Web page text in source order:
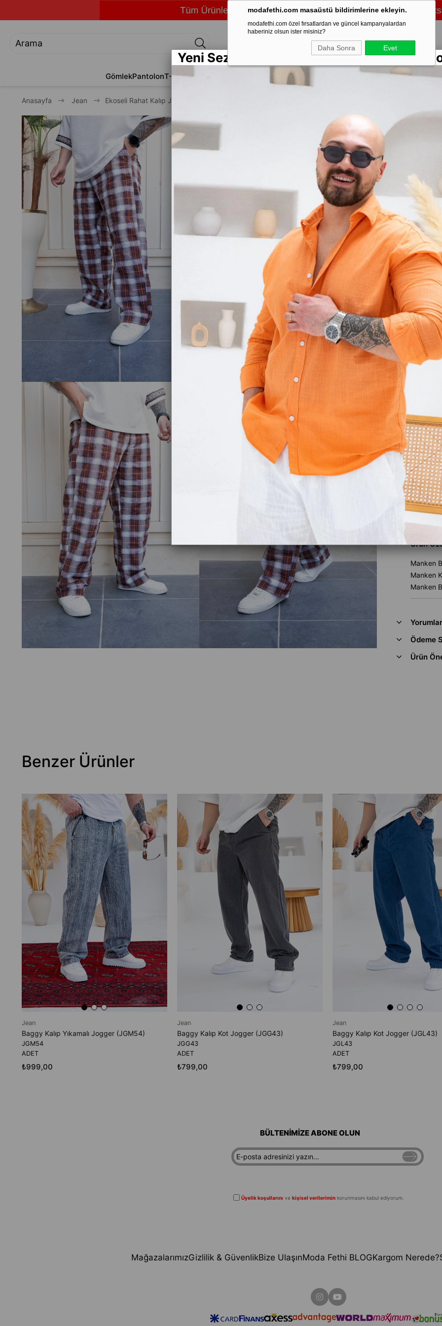
modafethi.com masaüstü bildirimlerine ekleyin.
modafethi.com özel fırsatlardan ve güncel kampanyalardan
haberiniz olsun ister misiniz?
Daha Sonra Evet
GömlekPantolonT-ShirtJean Eşofman Ayakkabı Mevsimlik Mont & Kaban
Anasayfa Jean Ekoseli Rahat Kalıp Jogger (JGK30)
Ekoseli
İndirim
Diğer
Tükendi
Beden
S M
Beden
İndirimli
Gelince
Ürün
Manken
Manken
Manken
Yorumlar
Ödeme
Ürün
Benzer Ürünler
Jean
Baggy Kalıp Yıkamalı Jogger (JGM54)
JGM54
ADET
₺999,00
Jean
Baggy Kalıp Kot Jogger (JGG43)
JGG43
ADET
₺799,00
Jean
Baggy Kalıp Kot Jogger (JGL43)
JGL43
ADET
₺799,00
BÜLTENİMİZE ABONE OLUN
Üyelik koşullarını ve kişisel verileriminkorunmasını kabul ediyorum.
MağazalarımızGizlilik & GüvenlikBize UlaşınModa Fethi BLOGKargom Nerede?
Yeni Sezon Rengarenk Keten Gömlekler